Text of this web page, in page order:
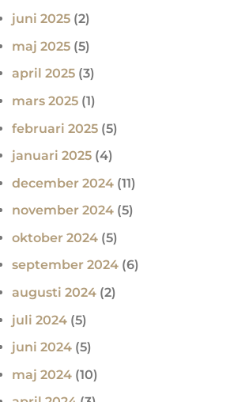
juni 2025 (2)
maj 2025 (5)
april 2025 (3)
mars 2025 (1)
februari 2025 (5)
januari 2025 (4)
december 2024 (11)
november 2024 (5)
oktober 2024 (5)
september 2024 (6)
augusti 2024 (2)
juli 2024 (5)
juni 2024 (5)
maj 2024 (10)